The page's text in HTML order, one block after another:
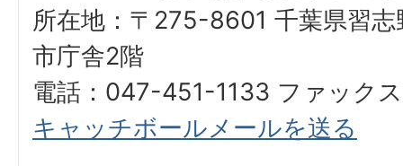
所在地：〒275-8601 千葉県習志
市庁舎2階
電話：047-451-1133 ファック
キャッチボールメールを送る